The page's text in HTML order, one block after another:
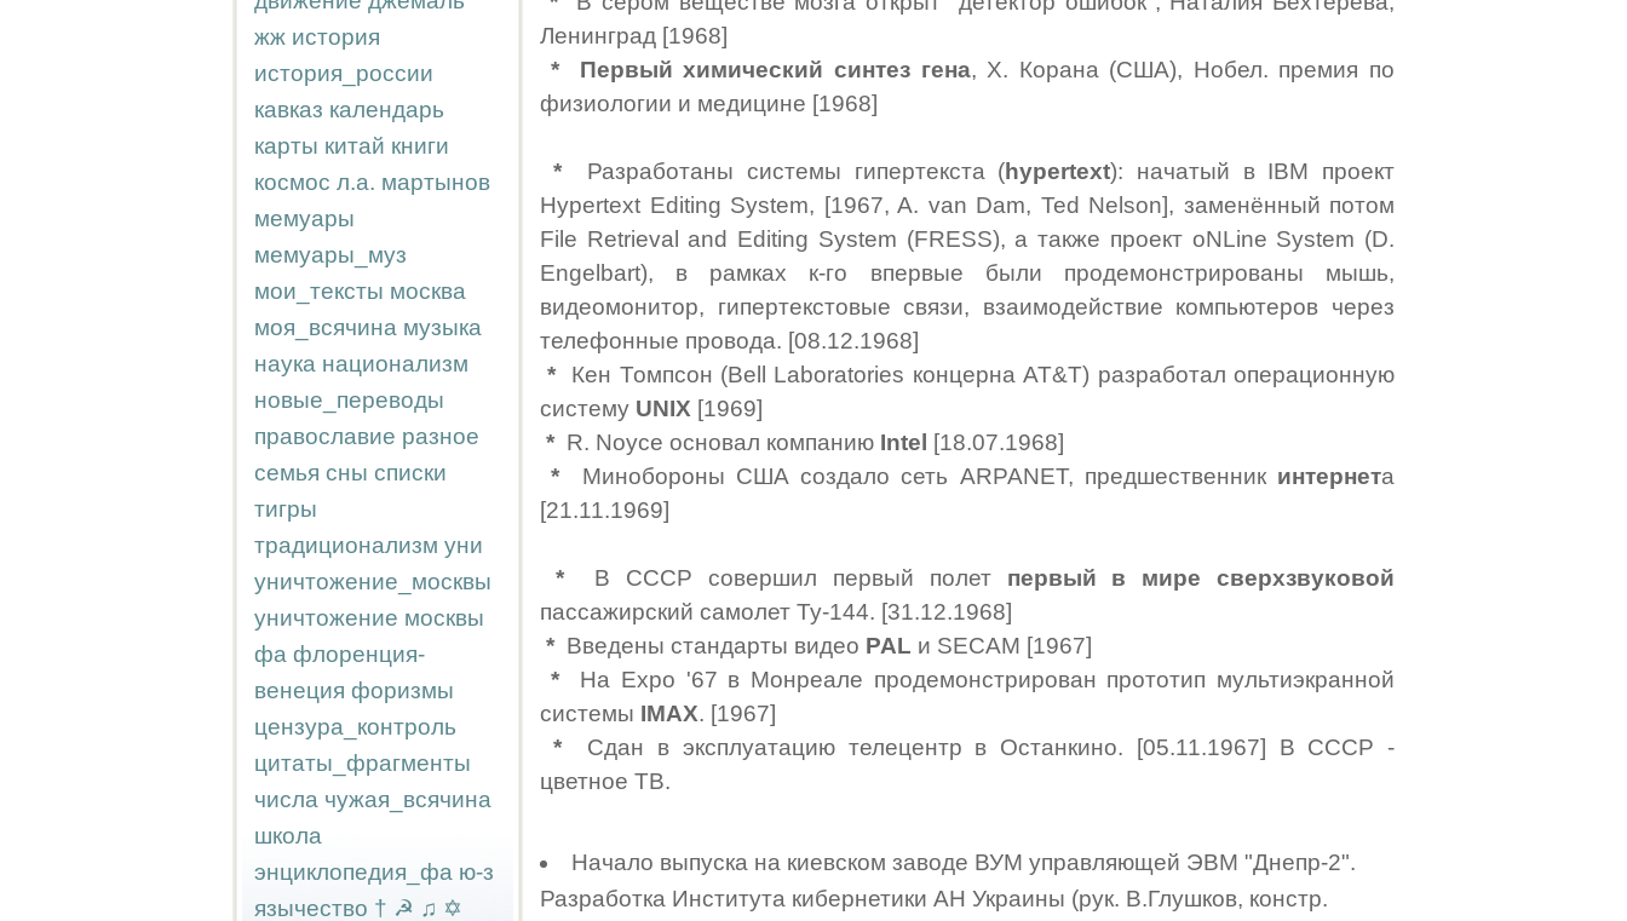
жж история
история_россии
кавказ календарь
карты китай книги
космос л.а. мартынов
мемуары
мемуары_муз
мои_тексты москва
моя_всячина музыка
наука национализм
новые_переводы
православие разное
семья сны списки
тигры
традиционализм уни
уничтожение_москвы
уничтожение москвы
фа флоренция-
венеция форизмы
цензура_контроль
цитаты_фрагменты
числа чужая_всячина
школа
энциклопедия_фа ю-з
язычество † ☭ ♫ ✡
Ленинград [1968]
*
Первый химический синтез гена, Х. Корана (США), Нобел. премия по
физиологии и медицине [1968]
*Разработаны системы гипертекста (hypertext): начатый в IBM проект
Hypertext Editing System, [1967, A. van Dam, Ted Nelson], заменённый потом
File Retrieval and Editing System (FRESS), а также проект oNLine System (D.
Engelbart), в рамках к-го впервые были продемонстрированы мышь,
видеомонитор, гипертекстовые связи, взаимодействие компьютеров через
телефонные провода. [08.12.1968]
* Кен Томпсон (Bell Laboratories концерна АТ&T) разработал операционную
систему UNIX [1969]
* R. Noyce основал компанию Intel
[18.07.1968]
* Минобороны США создало сеть ARPANET, предшественник интернета
[21.11.1969]
*В СССР совершил первый полет первый в мире сверхзвуковой
пассажирский самолет Ту-144. [31.12.1968]
* Введены стандарты видео PAL и SECAM [1967]
*На Expo '67 в Монреале продемонстрирован прототип мультиэкранной
системы IMAX. [1967]
*Сдан в эксплуатацию телецентр в Останкино. [05.11.1967] В СССР -
цветное ТВ.
Начало выпуска на киевском заводе ВУМ управляющей ЭВМ "Днепр-2".
Разработка Института кибернетики АН Украины (рук. В.Глушков, констр.